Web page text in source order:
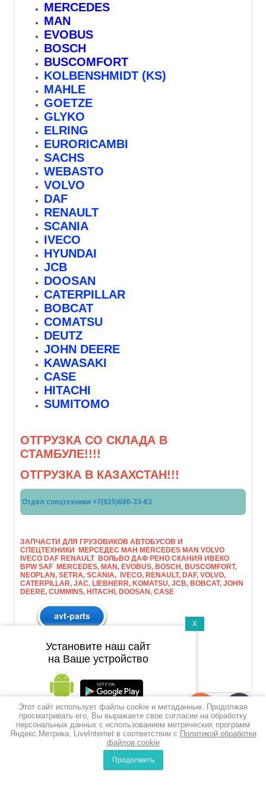
Корзина
0
MERCEDES
MAN
EVOBUS
BOSCH
BUSCOMFORT
KOLBENSHMIDT (KS)
MAHLE
GOETZE
GLYKO
ELRING
EURORICAMBI
SACHS
WEBASTO
VOLVO
DAF
RENAULT
SCANIA
IVECO
HYUNDAI
JCB
DOOSAN
CATERPILLAR
BOBCAT
COMATSU
DEUTZ
JOHN DEERE
KAWASAKI
CASE
HITACHI
SUMITOMO
ОТГРУЗКА СО СКЛАДА В
СТАМБУЛЕ!!!!
ОТГРУЗКА В КАЗАХСТАН!!!
Отдел спецтехники +7(925)680-33-63
ЗАПЧАСТИ ДЛЯ ГРУЗОВИКОВ АВТОБУСОВ И
СПЕЦТЕХНИКИ МЕРСЕДЕС МАН МERCEDES MAN VOLVO
IVECO DAF RENAULT ВОЛЬВО ДАФ РЕНО СКАНИЯ ИВЕКО
BPW SAF MERCEDES, MAN, EVOBUS, BOSCH, BUSCOMFORT,
NEOPLAN, SETRA, SCANIA, IVECO, RENAULT, DAF, VOLVO,
CATERPILLAR, JAC, LIEBHERR, KOMATSU, JCB, BOBCAT, JOHN
DEERE, CUMMINS, HITACHI, DOOSAN, CASE
Этот сайт использует файлы cookie и метаданные. Продолжая
просматривать его, Вы выражаете свое согласие на обработку
персональных данных с использованием метрических программ
Яндекс.Метрика, LiveInternet в соответствии с Политикой обработки
файлов cookie
Продолжить
X
Установите наш сайт
на Ваше устройство
Подпишитесь на рассылку
push-уведомлений
Подписаться